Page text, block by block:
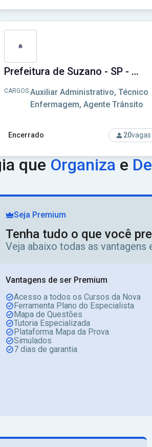
Encerrado 20vagas
Prefeitura de Suzano - SP - Prefeitura Municipal de Suzano - SP
CARGOS:Auxiliar Administrativo, Técnico
Enfermagem, Agente Trânsito
que Organiza e
Seja Premium
Tenha tudo o que você
Veja abaixo todas as
Vantagens de ser Premium
Acesso a todos os Cursos da Nova
Ferramenta Plano do Especialista
Mapa de Questões
Tutoria Especializada
Plataforma Mapa da Prova
Simulados
7 dias de garantia